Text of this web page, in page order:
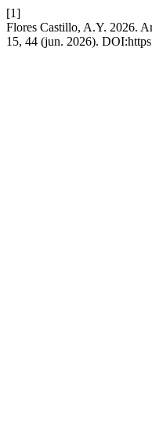
[1]
Flores Castillo, A.Y. 2026.
15, 44 (jun. 2026).